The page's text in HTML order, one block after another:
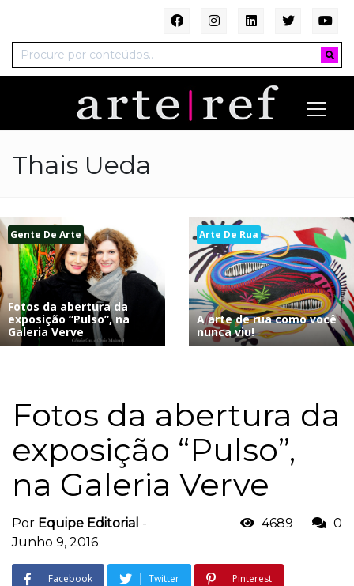
Thais Ueda
Gente De Arte
Fotos da abertura da
exposição “Pulso”, na
Galeria Verve
Arte De Rua
A arte de rua como você
nunca viu!
Fotos da abertura da
exposição “Pulso”,
na Galeria Verve
Por Equipe Editorial -
Junho 9, 2016
4689 0
Facebook Twitter Pinterest